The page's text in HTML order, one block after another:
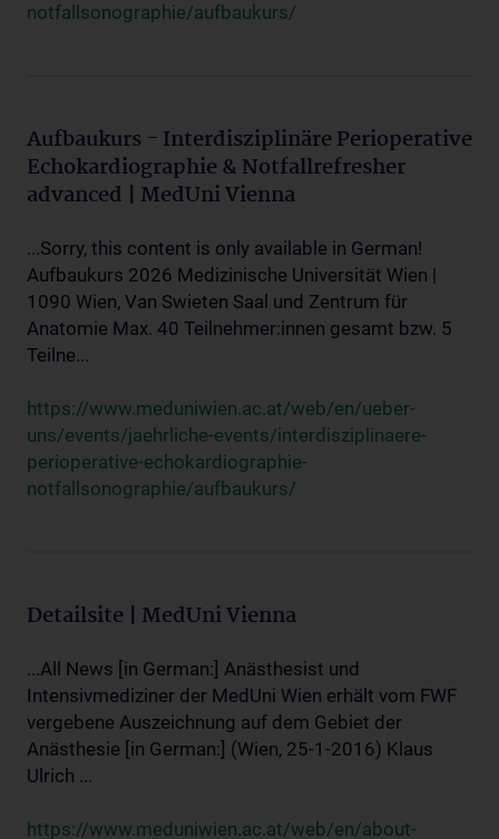
notfallsonographie/aufbaukurs/
Aufbaukurs - Interdisziplinäre Perioperative
Echokardiographie & Notfallrefresher
advanced | MedUni Vienna
...Sorry, this content is only available in German!
Aufbaukurs 2026 Medizinische Universität Wien |
1090 Wien, Van Swieten Saal und Zentrum für
Anatomie Max. 40 Teilnehmer:innen gesamt bzw. 5
Teilne...
https://www.meduniwien.ac.at/web/en/ueber-
uns/events/jaehrliche-events/interdisziplinaere-
perioperative-echokardiographie-
notfallsonographie/aufbaukurs/
Detailsite | MedUni Vienna
...All News [in German:] Anästhesist und
Intensivmediziner der MedUni Wien erhält vom FWF
vergebene Auszeichnung auf dem Gebiet der
Anästhesie [in German:] (Wien, 25-1-2016) Klaus
Ulrich ...
https://www.meduniwien.ac.at/web/en/about-